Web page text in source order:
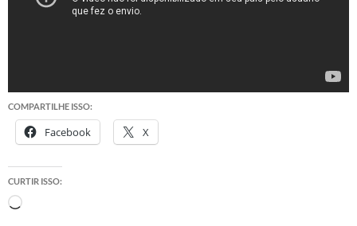
COMPARTILHE ISSO:
Facebook X
CURTIR ISSO:
Carregando...